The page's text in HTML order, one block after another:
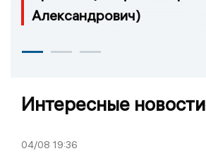
Александрович)
Интересные новости
04/08 19:36